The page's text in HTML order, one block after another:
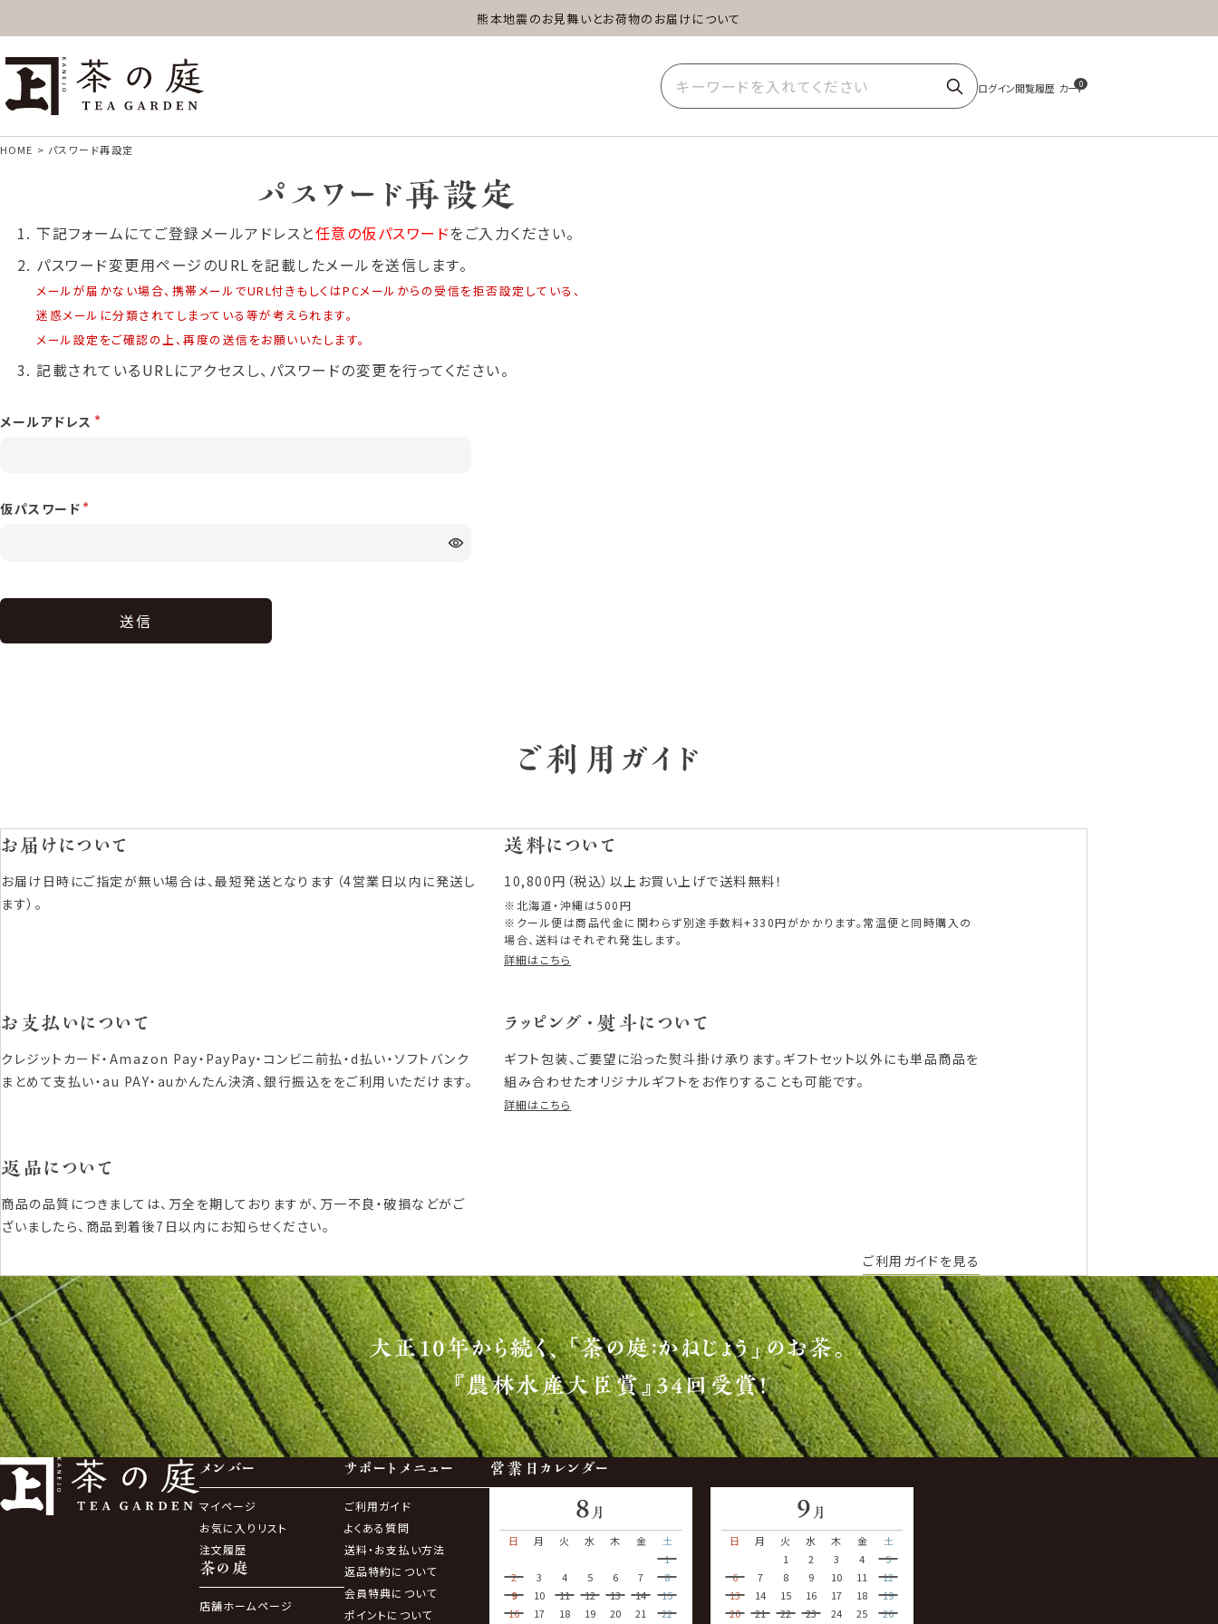
熊本地震のお見舞いとお荷物のお届けについて
0
水出し茶
抹茶 商品一覧
HOME パスワード再設定
パスワード再設定
下記フォームにてご登録メールアドレスと任意の仮パスワードをご入力ください。
パスワード変更用ページのURLを記載したメールを送信します。
メールが届かない場合、携帯メールでURL付きもしくはPCメールからの受信を拒否設定している、
迷惑メールに分類されてしまっている等が考えられます。
メール設定をご確認の上、再度の送信をお願いいたします。
記載されているURLにアクセスし、パスワードの変更を行ってください。
メールアドレス
仮パスワード
送信
ご利用ガイド
お届けについて
お届け日時にご指定が無い場合は、最短発送となります（4営業日以内に発送し
ます）。
送料について
10,800円（税込）以上お買い上げで送料無料！
※北海道・沖縄は500円
※クール便は商品代金に関わらず別途手数料+330円がかかります。常温便と同時購入の
場合、送料はそれぞれ発生します。
詳細はこちら
お支払いについて
クレジットカード・Amazon Pay・PayPay・コンビニ前払・d払い・ソフトバンク
まとめて支払い・au PAY・auかんたん決済、銀行振込ををご利用いただけます。
ラッピング・熨斗について
ギフト包装、ご要望に沿った熨斗掛け承ります。ギフトセット以外にも単品商品を
組み合わせたオリジナルギフトをお作りすることも可能です。
詳細はこちら
返品について
商品の品質につきましては、万全を期しておりますが、万一不良・破損などがご
ざいましたら、商品到着後7日以内にお知らせください。
ご利用ガイドを見る
大正10年から続く、「茶の庭：かねじょう」のお茶。
『農林水産大臣賞』34回受賞！
メンバー
マイページ
お気に入りリスト
注文履歴
茶の庭
店舗ホームページ
サポートメニュー
ご利用ガイド
よくある質問
送料・お支払い方法
返品特約について
会員特典について
ポイントについて
営業日カレンダー
8 月
日
月 火 水 木 金
土
1
2
3 4 5 6 7
8
9
10 11 12 13 14
15
16
17 18 19 20 21 22
9 月
日
月 火 水 木 金
土
1
2 3 4
5
6
7 8 9 10 11
12
13
14 15 16 17 18
19
20
21 22 23 24 25 26